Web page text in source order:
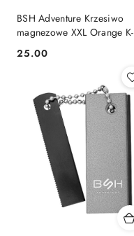
BSH Adventure Krzesiwo
magnezowe XXL Orange K-
Cena:
25.00